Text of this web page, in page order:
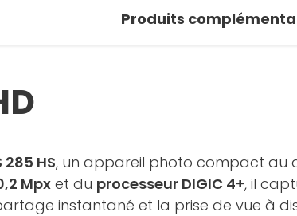
Produits
285 HS, un appareil photo compact au
Mpx et du processeur DIGIC 4+, il
instantané et la prise de vue à